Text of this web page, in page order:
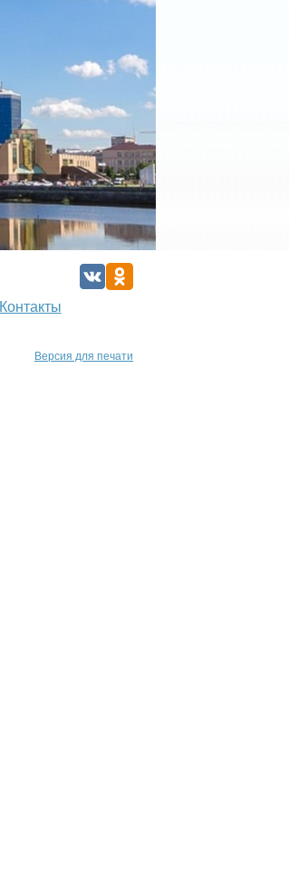
Контакты
Версия для печати